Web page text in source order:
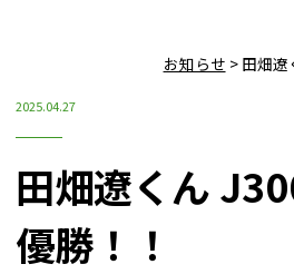
お知らせ > 田畑遼
2025.04.27
田畑遼くん
優勝！！